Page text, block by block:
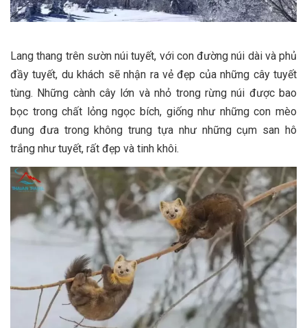
Lang thang trên sườn núi tuyết, với con đường núi dài và phủ
đầy tuyết, du khách sẽ nhận ra vẻ đẹp của những cây tuyết
tùng. Những cành cây lớn và nhỏ trong rừng núi được bao
bọc trong chất lỏng ngọc bích, giống như những con mèo
đung đưa trong không trung tựa như những cụm san hô
trắng như tuyết, rất đẹp và tinh khôi.